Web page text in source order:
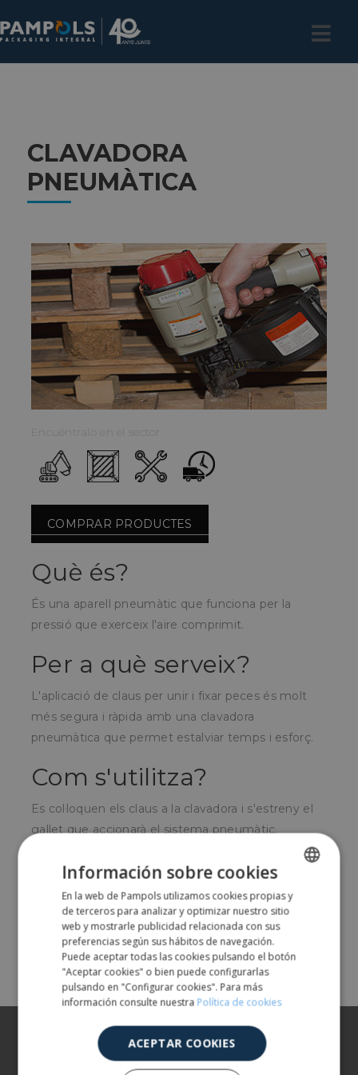
CLAVADORA
PNEUMÀTICA
Encuéntralo en el sector:
COMPRAR PRODUCTES
Què és?
És una aparell pneumàtic que funciona per la
pressió que exerceix l'aire comprimit.
Per a què serveix?
L'aplicació de claus per unir i fixar peces és molt
més segura i ràpida amb una clavadora
pneumàtica que permet estalviar temps i esforç.
Com s'utilitza?
Es col·loquen els claus a la clavadora i s'estreny el
gallet que accionarà el sistema pneumàtic.
Per a qui és?
Fusters, instal·ladors i fabricants de mobles.
Share
Sobre nosaltres
Els nostres productes
SPANISH
ENGLISH
Información sobre cookies
En la web de Pampols utilizamos cookies propias y
de terceros para analizar y optimizar nuestro sitio
web y mostrarle publicidad relacionada con sus
preferencias según sus hábitos de navegación.
Puede aceptar todas las cookies pulsando el botón
"Aceptar cookies" o bien puede configurarlas
pulsando en "Configurar cookies". Para más
información consulte nuestra Política de cookies
ACEPTAR COOKIES